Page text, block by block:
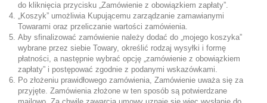
do kliknięcia przycisku „Zamówienie z obowiązkiem zapłaty”.
„Koszyk” umożliwia Kupującemu zarządzanie zamawianymi
Towarami oraz przeliczanie wartości zamówienia.
Aby sfinalizować zamówienie należy dodać do „mojego koszyka”
wybrane przez siebie Towary, określić rodzaj wysyłki i formę
płatności, a następnie wybrać opcję „zamówienie z obowiązkiem
zapłaty” i postępować zgodnie z podanymi wskazówkami.
Po złożeniu prawidłowego zamówienia, Zamówienie uważa się za
przyjęte. Zamówienia złożone w ten sposób są potwierdzane